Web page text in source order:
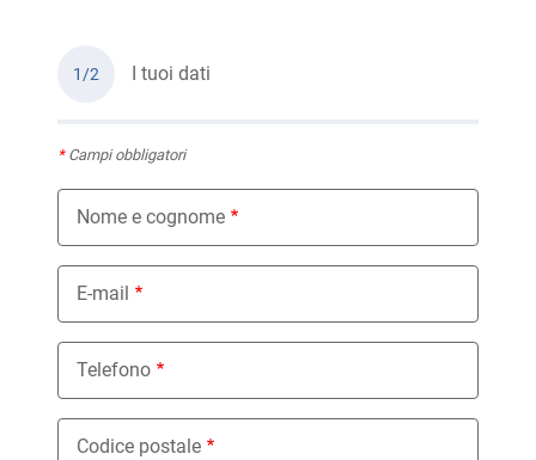
1/2 I tuoi dati
*Campi obbligatori
Nome e cognome
E-mail
Telefono
Codice postale